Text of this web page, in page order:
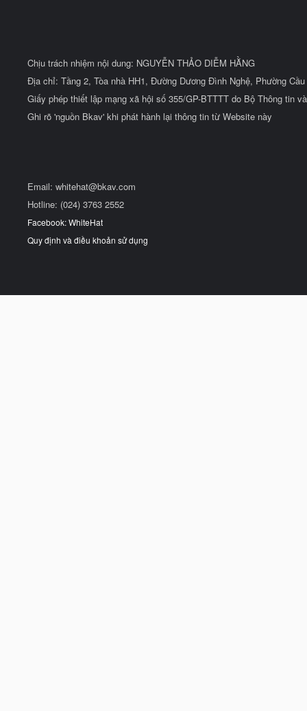
Chịu trách nhiệm nội dung: NGUYỄN THẢO DIỄM HẰNG
Địa chỉ: Tầng 2, Tòa nhà HH1, Đường Dương Đình Nghệ, Phường
Giấy phép thiết lập mạng xã hội số 355/GP-BTTTT do Bộ Thông tin
Ghi rõ 'nguồn Bkav' khi phát hành lại thông tin từ Website này
Email: whitehat@bkav.com
Hotline: (024) 3763 2552
Facebook: WhiteHat
Quy định và điều khoản sử dụng